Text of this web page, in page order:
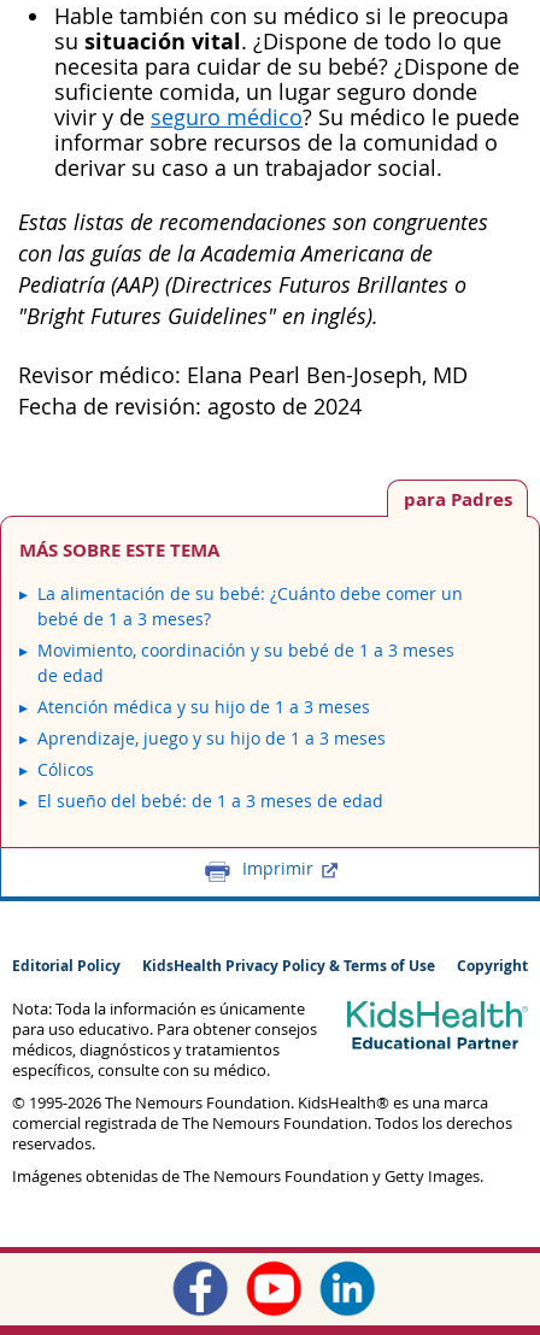
Hable también con su médico si le preocupa
su situación vital. ¿Dispone de todo lo que
necesita para cuidar de su bebé? ¿Dispone de
suficiente comida, un lugar seguro donde
vivir y de seguro médico? Su médico le puede
informar sobre recursos de la comunidad o
derivar su caso a un trabajador social.
Estas listas de recomendaciones son congruentes
con las guías de la Academia Americana de
Pediatría (AAP) (Directrices Futuros Brillantes o
"Bright Futures Guidelines" en inglés).
Revisor médico: Elana Pearl Ben-Joseph, MD
Fecha de revisión: agosto de 2024
para Padres
MÁS SOBRE ESTE TEMA
La alimentación de su bebé: ¿Cuánto debe comer un
bebé de 1 a 3 meses?
Movimiento, coordinación y su bebé de 1 a 3 meses
de edad
Atención médica y su hijo de 1 a 3 meses
Aprendizaje, juego y su hijo de 1 a 3 meses
Cólicos
El sueño del bebé: de 1 a 3 meses de edad
Imprimir
Editorial Policy KidsHealth Privacy Policy & Terms of Use Copyright
Nota: Toda la información es únicamente
para uso educativo. Para obtener consejos
médicos, diagnósticos y tratamientos
específicos, consulte con su médico.
© 1995-2026 The Nemours Foundation. KidsHealth® es una marca
comercial registrada de The Nemours Foundation. Todos los derechos
reservados.
Imágenes obtenidas de The Nemours Foundation y Getty Images.